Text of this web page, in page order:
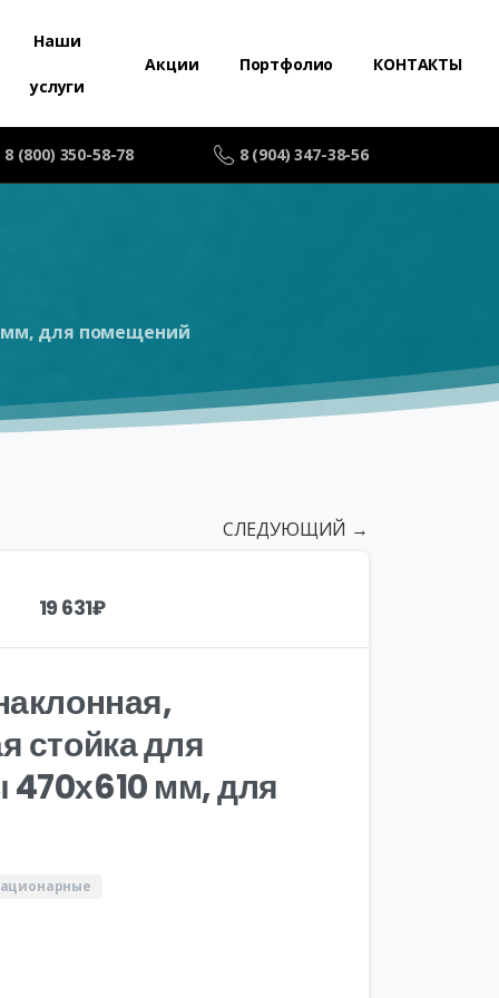
Наши
услуги
Акции Портфолио КОНТАКТЫ
8 (800) 350-58-78 8 (904) 347-38-56
мм, для помещений
СЛЕДУЮЩИЙ →
19 631₽
стойка для
мм, для